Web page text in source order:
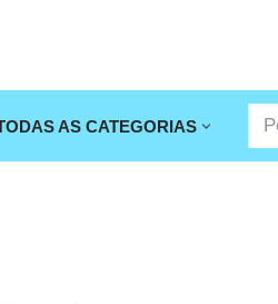
AS CATEGORIAS